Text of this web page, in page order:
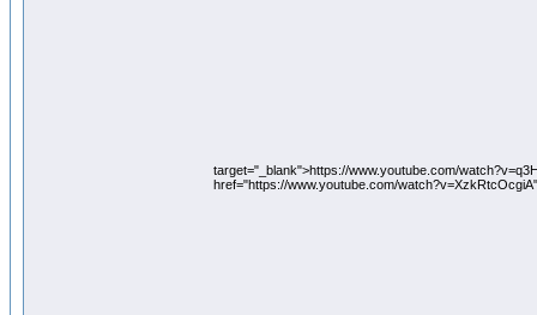
target="_blank">https://www.youtube.com/
href="https://www.youtube.com/